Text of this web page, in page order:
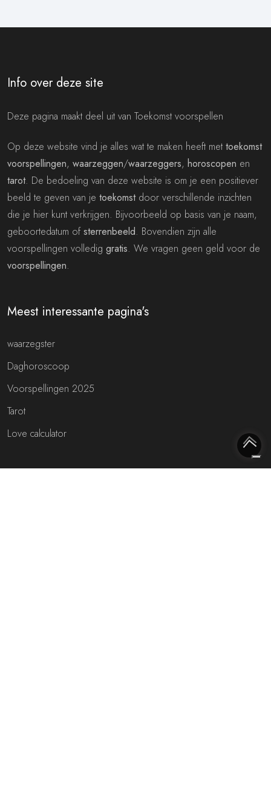
Info over deze site
Deze pagina maakt deel uit van Toekomst voorspellen
Op deze website vind je alles wat te maken heeft met toekomst
voorspellingen, waarzeggen/waarzeggers, horoscopen en
tarot. De bedoeling van deze website is om je een positiever
beeld te geven van je toekomstdoor verschillende inzichten
die je hier kunt verkrijgen. Bijvoorbeeld op basis van je naam,
geboortedatum ofsterrenbeeld. Bovendien zijn alle
voorspellingen volledig gratis. We vragen geen geld voor de
voorspellingen.
Meest interessante pagina's
waarzegster
Daghoroscoop
Voorspellingen 2025
Tarot
Love calculator